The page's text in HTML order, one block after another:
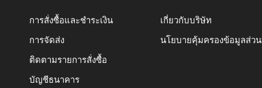
การสั่งซื้อและชำระเงิน
การจัดส่ง
ติดตามรายการสั่งซื้อ
บัญชีธนาคาร
เกี่ยวกับบริษัท
นโยบายคุ้มครองข้อมูลส่ว